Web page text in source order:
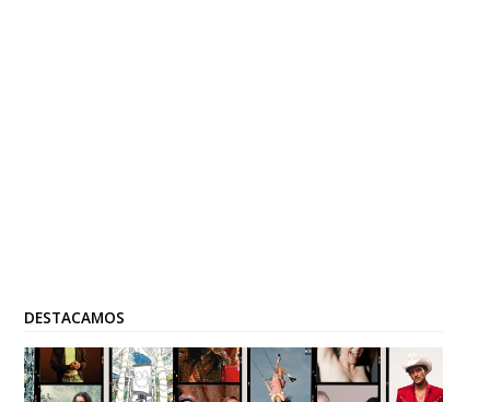
DESTACAMOS